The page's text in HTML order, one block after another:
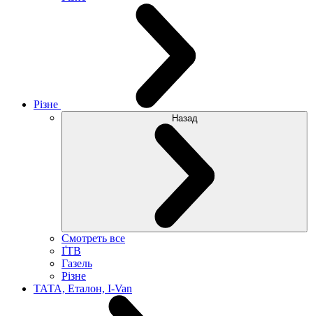
Різне
Назад
Смотреть все
ҐТВ
Газель
Різне
ТАТА, Еталон, I-Van